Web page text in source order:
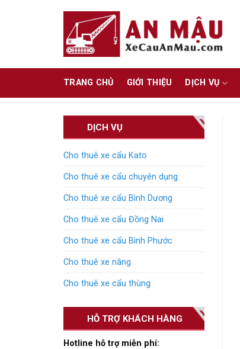
TRANG CHỦ GIỚI THIỆU DỊCH VỤ
DỊCH VỤ
Cho thuê xe cẩu Kato
Cho thuê xe cẩu chuyên dụng
Cho thuê xe cẩu Bình Dương
Cho thuê xe cẩu Đồng Nai
Cho thuê xe cẩu Bình Phước
Cho thuê xe nâng
Cho thuê xe cẩu thùng
HỖ TRỢ KHÁCH HÀNG
Hotline hỗ trợ miễn phí: